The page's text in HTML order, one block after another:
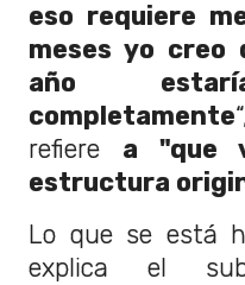
eso requiere
meses yo creo
año
completamente
refiere a "que
estructura
Lo que se está
explica el